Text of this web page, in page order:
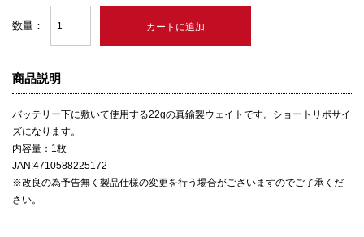
数量：
商品説明
バッテリー下に敷いて使用する22gの真鍮製ウェイトです。ショートリポサイ
ズになります。
内容量：1枚
JAN:4710588225172
※改良の為予告無く製品仕様の変更を行う場合がございますのでご了承くだ
さい。